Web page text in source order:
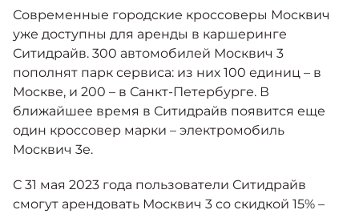
Яркий динамичный седан
от 2 237 000 ₽*
Москвич 3 с ручным
управлением (РУ)
от 2 069 000 ₽*
Кредитные программы
Спецпредложения
Моторное масло
СЕРВИСНЫЕ АКЦИИ
АКСЕССУАРЫ
КОНТАКТЫ
Современные городские кроссоверы Москвич
уже доступны для аренды в каршеринге
Ситидрайв. 300 автомобилей Москвич 3
пополнят парк сервиса: из них 100 единиц – в
Москве, и 200 – в Санкт-Петербурге. В
ближайшее время в Ситидрайв появится еще
один кроссовер марки – электромобиль
Москвич 3е.
С 31 мая 2023 года пользователи Ситидрайв
смогут арендовать Москвич 3 со скидкой 15% –